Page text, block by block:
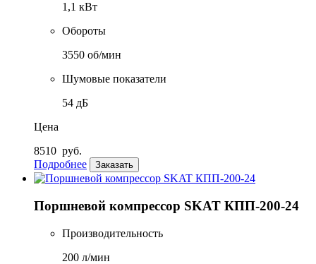
1,1 кВт
Обороты
3550 об/мин
Шумовые показатели
54 дБ
Цена
8510 руб.
Подробнее
Заказать
Поршневой компрессор SKAT КПП-200-24
Производительность
200 л/мин